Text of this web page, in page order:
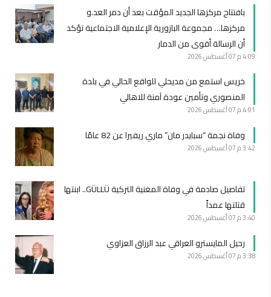
بافتتاح مركزها الجديد المؤقت بعد أن دمر العد.و
مركزها… مجموعة البازورية الإعلامية الاجتماعية تؤكد
أن الرسالة أقوى من الدمار
4:09 م 07 أغسطس 2026
خريس استمع من مديحلي للواقع الحالي في بلدة
المنصوري وتأمين عودة آمنة للاهالي
4:01 م 07 أغسطس 2026
وفاة نجمة “سبايدر مان” ماري ريفيرا عن 82 عامًا
3:42 م 07 أغسطس 2026
تفاصيل صادمة في وفاة المغنية التركية GÜLLÜ.. ابنتها
قتلتها عمداً
3:40 م 07 أغسطس 2026
رحيل المايسترو العراقي عبد الرزاق العزاوي
3:38 م 07 أغسطس 2026